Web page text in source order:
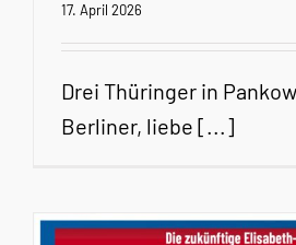
17. April 2026
Drei Thüringer in
Berliner, liebe [...]